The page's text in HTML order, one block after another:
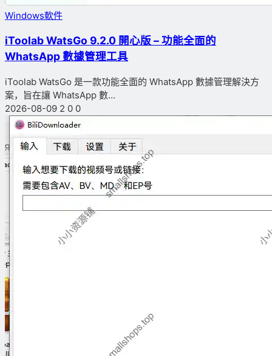
Windows軟件
iToolab WatsGo 9.2.0 開心版 – 功能全面的
WhatsApp 數據管理工具
iToolab WatsGo 是一款功能全面的 WhatsApp 數據管理解決方
案，旨在讓 WhatsApp 數...
2026-08-09 2 0 0